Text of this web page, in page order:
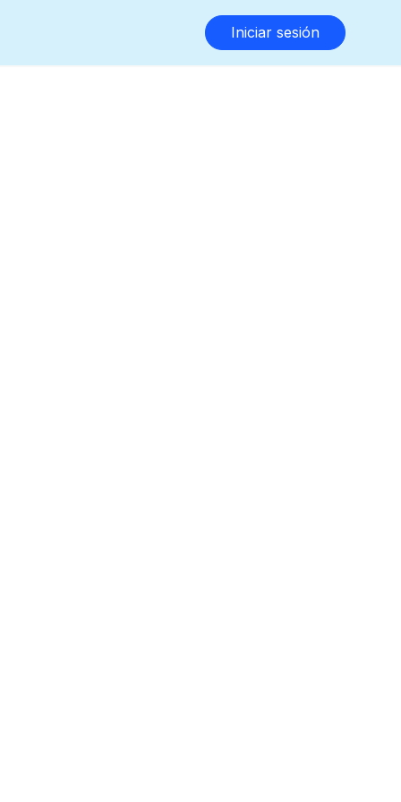
Iniciar sesión